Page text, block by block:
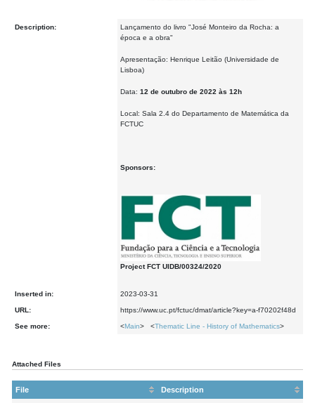
Description:
Lançamento do livro "José Monteiro da Rocha: a
época e a obra"
Apresentação: Henrique Leitão (Universidade de
Lisboa)
Data: 12 de outubro de 2022 às 12h
Local: Sala 2.4 do Departamento de Matemática da
FCTUC
Sponsors:
Project FCT UIDB/00324/2020
Inserted in: 2023-03-31
URL: https://www.uc.pt/fctuc/dmat/article?key=a-f70202f48d
See more: <Main> <Thematic Line - History of Mathematics>
Attached Files
File Description